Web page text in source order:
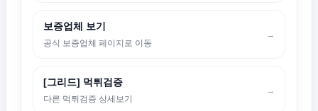
보증업체 보기
공식 보증업체 페이지로 이동
→
[그리드] 먹튀검증
다른 먹튀검증 상세보기
→